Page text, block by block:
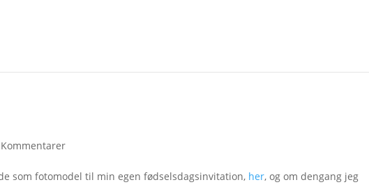
som fotomodel til min egen fødselsdagsinvitation, her, og om dengang jeg